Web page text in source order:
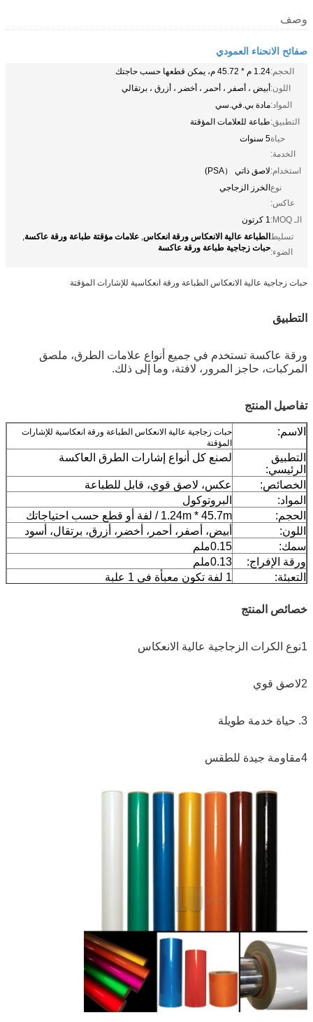
وصف
صفائح الانحناء العمودي
الحجم:1.24 م * 45.72 م، يمكن قطعها حسب حاجتك
اللون:أبيض ، أصفر ، أحمر ، أخضر ، أزرق ، برتقالي
المواد:مادة بي.في.سي
التطبيق:طباعة للعلامات المؤقتة
حياة
الخدمة:
5 سنوات
استخدام:لاصق ذاتي （PSA)
نوع
عاكس:
الخرز الزجاجي
الـ MOQ:
1 كرتون
تسليط
الضوء:
الطباعة عالية الانعكاس ورقة انعكاس, علامات مؤقتة طباعة ورقة عاكسة,
حبات زجاجية طباعة ورقة عاكسة
حبات زجاجية عالية الانعكاس الطباعة ورقة انعكاسية للإشارات المؤقتة
التطبيق
ورقة عاكسة تستخدم في جميع أنواع علامات الطرق، ملصق
المركبات، حاجز المرور، لافتة، وما إلى ذلك.
تفاصيل المنتج
الاسم:
حبات زجاجية عالية الانعكاس الطباعة ورقة انعكاسية للإشارات
المؤقتة
التطبيق
الرئيسي:
لصنع كل أنواع إشارات الطرق العاكسة
الخصائص:
عكس، لاصق قوي، قابل للطباعة
المواد:
البروتوكول
الحجم:
1.24m * 45.7m / لفة أو قطع حسب احتياجاتك
اللون:
أبيض، أصفر، أحمر، أخضر، أزرق، برتقال، أسود
سمك:
0.15ملم
ورقة الإفراج:
0.13ملم
التعبئة:
1 لفة تكون معبأة في 1 علبة
التسليم
خصائص المنتج
1نوع الكرات الزجاجية عالية الانعكاس
2لاصق قوي
3. حياة خدمة طويلة
4مقاومة جيدة للطقس